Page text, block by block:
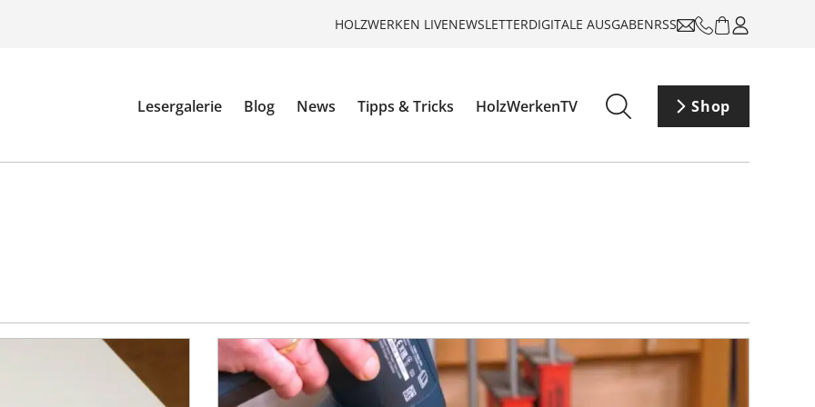
HOLZWERKEN LIVENEWSLETTERDIGITALE AUSGABENRSS
Lesergalerie Blog News Tipps & Tricks HolzWerkenTV Shop